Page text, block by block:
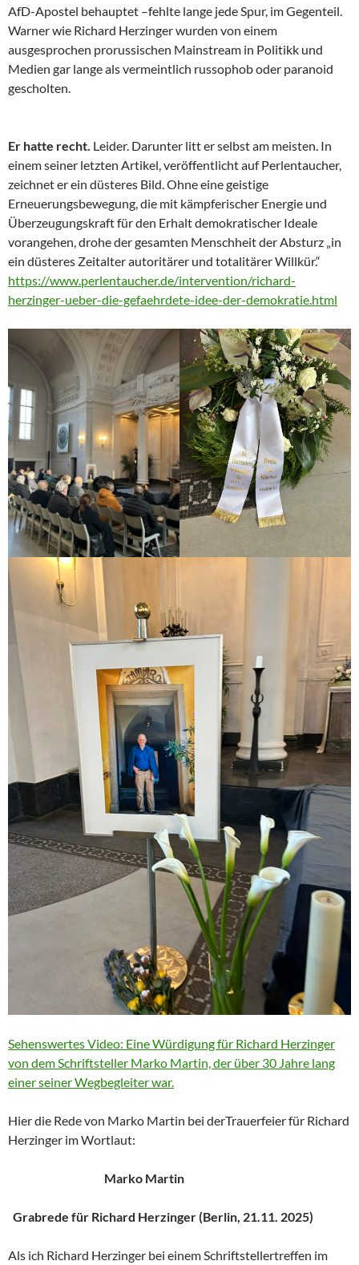
AfD-Apostel behauptet –fehlte lange jede Spur, im Gegenteil.
Warner wie Richard Herzinger wurden von einem
ausgesprochen prorussischen Mainstream in Politikk und
Medien gar lange als vermeintlich russophob oder paranoid
gescholten.
Er hatte recht. Leider. Darunter litt er selbst am meisten. In
einem seiner letzten Artikel, veröffentlicht auf Perlentaucher,
zeichnet er ein düsteres Bild. Ohne eine geistige
Erneuerungsbewegung, die mit kämpferischer Energie und
Überzeugungskraft für den Erhalt demokratischer Ideale
vorangehen, drohe der gesamten Menschheit der Absturz „in
ein düsteres Zeitalter autoritärer und totalitärer Willkür.“
https://www.perlentaucher.de/intervention/richard-
herzinger-ueber-die-gefaehrdete-idee-der-demokratie.html
Sehenswertes Video: Eine Würdigung für Richard Herzinger
von dem Schriftsteller Marko Martin, der über 30 Jahre lang
einer seiner Wegbegleiter war.
Hier die Rede von Marko Martin bei derTrauerfeier für Richard
Herzinger im Wortlaut:
Marko Martin
Grabrede für Richard Herzinger (Berlin, 21.11. 2025)
Als ich Richard Herzinger bei einem Schriftstellertreffen im